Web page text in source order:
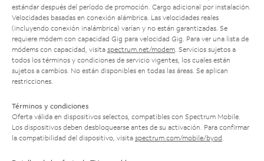
estándar después del período de promoción. Cargo adicional por instalación.
Velocidades basadas en conexión alámbrica. Las velocidades reales
(incluyendo conexión inalámbrica) varían y no están garantizadas. Se
requiere módem con capacidad Gig para velocidad Gig. Para ver una lista de
módems con capacidad, visita spectrum.net/modem . Servicios sujetos a
todos los términos y condiciones de servicio vigentes, los cuales están
sujetos a cambios. No están disponibles en todas las áreas. Se aplican
restricciones.
Términos y condiciones
Oferta válida en dispositivos selectos, compatibles con Spectrum Mobile.
Los dispositivos deben desbloquearse antes de su activación. Para confirmar
la compatibilidad del dispositivo, visita spectrum.com/mobile/byod